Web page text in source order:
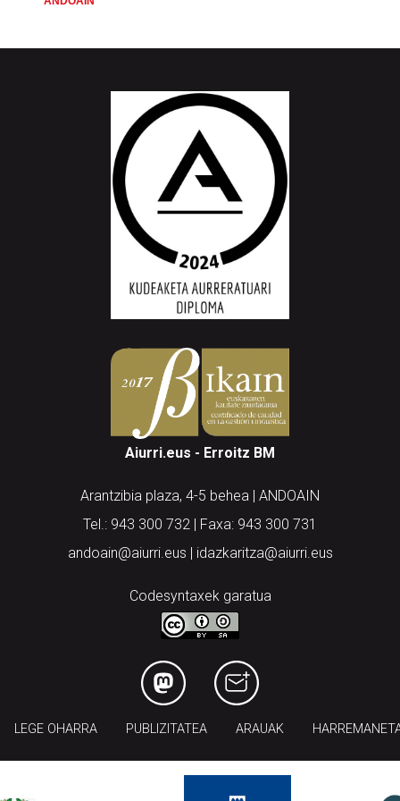
Aiurri.eus - Erroitz BM
Arantzibia plaza, 4-5 behea | ANDOAIN
Tel.: 943 300 732 | Faxa: 943 300 731
andoain@aiurri.eus | idazkaritza@aiurri.eus
Codesyntaxek garatua
LEGE OHARRA PUBLIZITATEA ARAUAK